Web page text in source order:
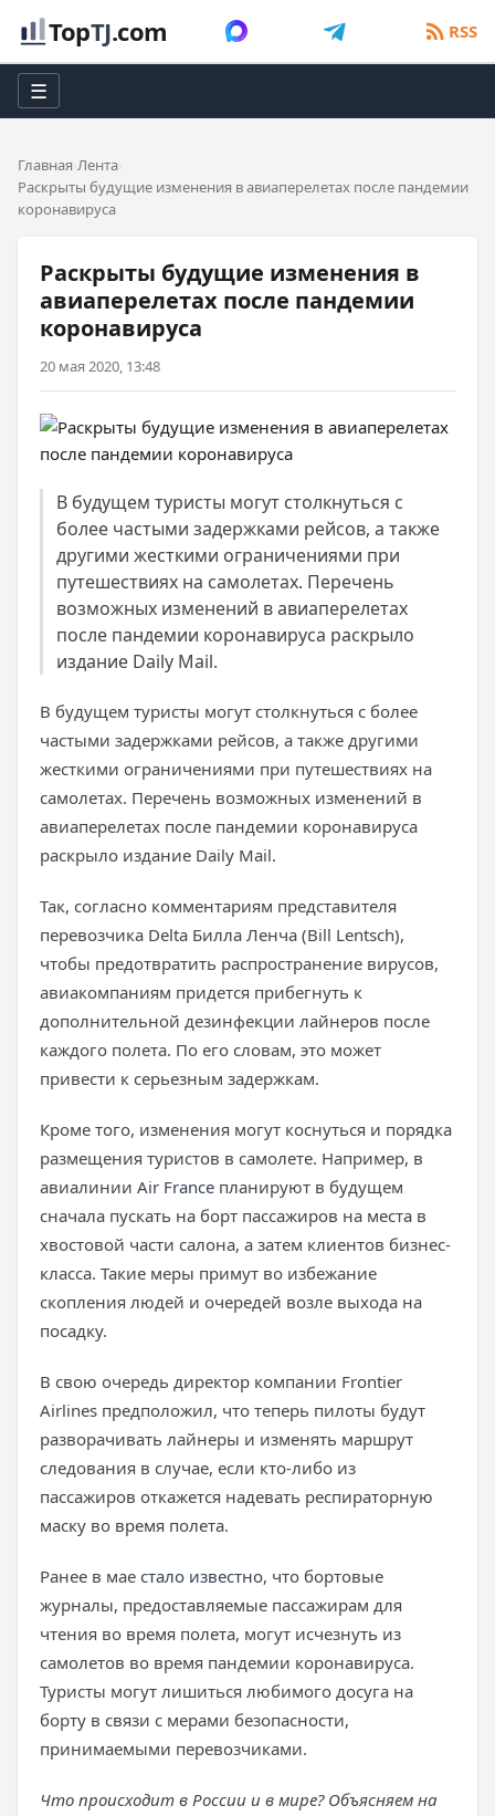
TopTJ.com RSS
☰
Главная Лента
Раскрыты будущие изменения в авиаперелетах после пандемии
коронавируса
Раскрыты будущие изменения в
авиаперелетах после пандемии
коронавируса
20 мая 2020, 13:48
В будущем туристы могут столкнуться с
более частыми задержками рейсов, а также
другими жесткими ограничениями при
путешествиях на самолетах. Перечень
возможных изменений в авиаперелетах
после пандемии коронавируса раскрыло
издание Daily Mail.
В будущем туристы могут столкнуться с более
частыми задержками рейсов, а также другими
жесткими ограничениями при путешествиях на
самолетах. Перечень возможных изменений в
авиаперелетах после пандемии коронавируса
раскрыло издание Daily Mail.
Так, согласно комментариям представителя
перевозчика Delta Билла Ленча (Bill Lentsch),
чтобы предотвратить распространение вирусов,
авиакомпаниям придется прибегнуть к
дополнительной дезинфекции лайнеров после
каждого полета. По его словам, это может
привести к серьезным задержкам.
Кроме того, изменения могут коснуться и порядка
размещения туристов в самолете. Например, в
авиалинии Air France планируют в будущем
сначала пускать на борт пассажиров на места в
хвостовой части салона, а затем клиентов бизнес-
класса. Такие меры примут во избежание
скопления людей и очередей возле выхода на
посадку.
В свою очередь директор компании Frontier
Airlines предположил, что теперь пилоты будут
разворачивать лайнеры и изменять маршрут
следования в случае, если кто-либо из
пассажиров откажется надевать респираторную
маску во время полета.
Ранее в мае стало известно, что бортовые
журналы, предоставляемые пассажирам для
чтения во время полета, могут исчезнуть из
самолетов во время пандемии коронавируса.
Туристы могут лишиться любимого досуга на
борту в связи с мерами безопасности,
принимаемыми перевозчиками.
Что происходит в России и в мире? Объясняем на